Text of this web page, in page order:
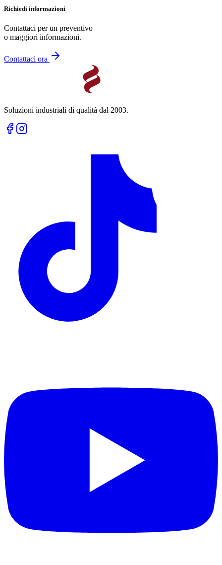
Richiedi informazioni
Contattaci per un preventivo
o maggiori informazioni.
Contattaci ora
Soluzioni industriali di qualità dal 2003.